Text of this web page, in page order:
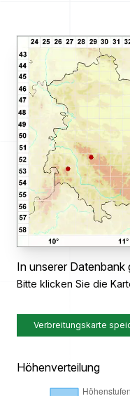
In unserer Datenbank
Bitte klicken Sie die
Verbreitungskarte
Höhenverteilung